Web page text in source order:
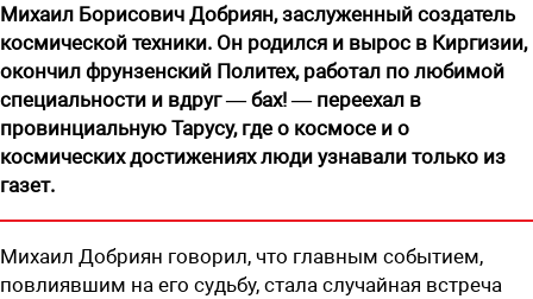
Михаил Борисович Добриян, заслуженный создатель
космической техники. Он родился и вырос в Киргизии,
окончил фрунзенский Политех, работал по любимой
специальности и вдруг — бах! — переехал в
провинциальную Тарусу, где о космосе и о
космических достижениях люди узнавали только из
газет.
Михаил Добриян говорил, что главным событием,
повлиявшим на его судьбу, стала случайная встреча